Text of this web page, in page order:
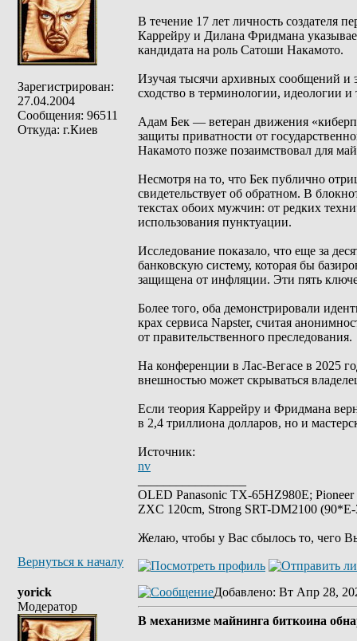
Зарегистрирован:
27.04.2004
Сообщения: 96511
Откуда: г.Киев
В течение 17 лет личность создателя
Каррейру и Дилана Фридмана
кандидата на роль Сатоши Накамото.
Изучая тысячи архивных сообщений и
сходство в терминологии, идеологии
Адам Бек — ветеран движения
защиты приватности от
Накамото позже позаимствовал для
Несмотря на то, что Бек публично
свидетельствует об обратном. В
текстах обоих мужчин: от редких
использования пунктуации.
Исследование показало, что еще за
банковскую систему, которая бы
защищена от инфляции. Эти пять
Более того, оба демонстрировали
крах сервиса Napster, считая
от правительственного преследования.
На конференции в Лас-Вегасе в 2025
внешностью может скрываться
Если теория Каррейру и Фридмана
в 2,4 триллиона долларов, но и
Источник:
nv
OLED Panasonic TX-65HZ980E;
ZXC 120cm, Strong SRT-DM2100
Желаю, чтобы у Вас сбылось то, чего
Вернуться к началу
yorick
Модератор
Добавлено: Вт Апр 28,
В механизме майнинга биткоина